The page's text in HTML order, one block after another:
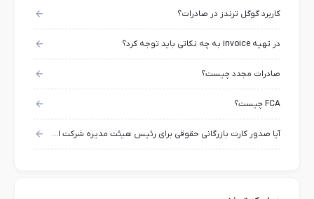
کاربرد گوگل ترندز در صادرات؟
در تهیه invoice به چه نکاتی باید توجه کرد؟
صادرات مجدد چیست؟
FCA چیست؟
آیا صدور کارت بازرگانی حقوقی برای رئیس هیئت مدیره شرکت امکان پذیر است؟